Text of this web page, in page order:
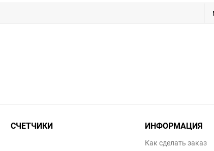
СЧЕТЧИКИ ИНФОРМАЦИЯ
Как сделать заказ